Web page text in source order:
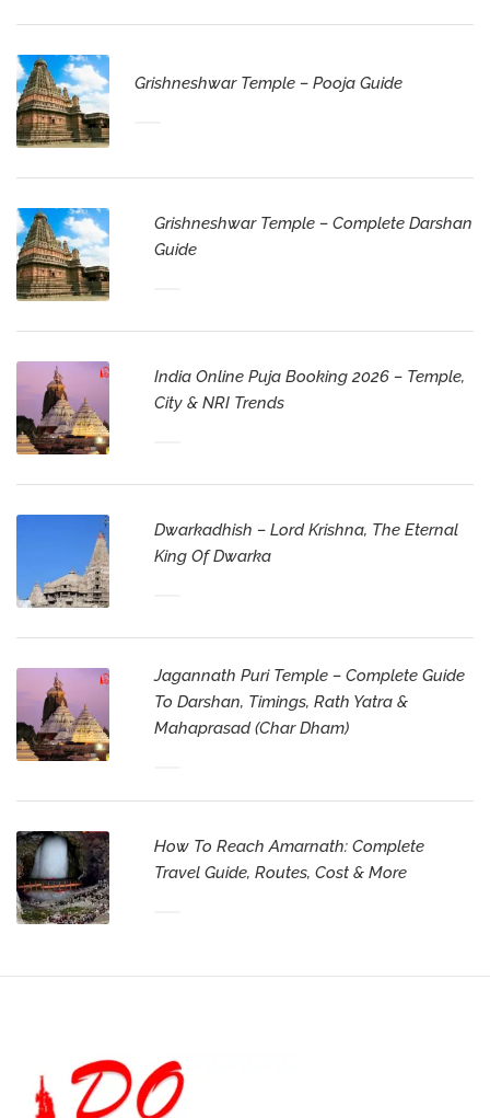
Grishneshwar Temple – Pooja Guide
Grishneshwar Temple – Complete Darshan
Guide
India Online Puja Booking 2026 – Temple,
City & NRI Trends
Dwarkadhish – Lord Krishna, The Eternal
King Of Dwarka
Jagannath Puri Temple – Complete Guide
To Darshan, Timings, Rath Yatra &
Mahaprasad (Char Dham)
How To Reach Amarnath: Complete
Travel Guide, Routes, Cost & More